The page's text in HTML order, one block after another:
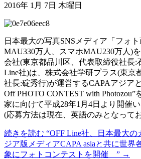
2016年 1月 7日 木曜日
日本最大の写真SNSメディア「フォ
MAU330万人、スマホMAU230万人)
会社(東京都品川区、代表取締役社長:
Line社)は、株式会社学研プラス(東京
社長:碇秀行)が運営するCAPAアジア
Off PHOTO CONTEST with
家に向けて平成28年1月4日より開催い
(応募方法は現在、英語のみとなって
続きを読む “OFF Line社、日本最大
ジア版メディアCAPA asiaと共に世界
象にフォトコンテストを開催 ” →